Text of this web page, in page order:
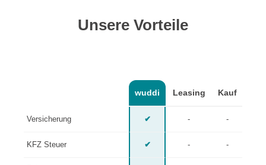
Unsere Vorteile
wuddi Leasing Kauf
Versicherung ✔ - -
KFZ Steuer ✔ - -